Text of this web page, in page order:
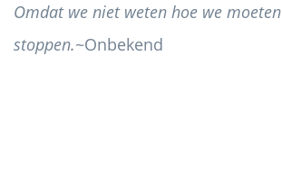
Omdat we niet weten hoe we moeten
stoppen.~Onbekend